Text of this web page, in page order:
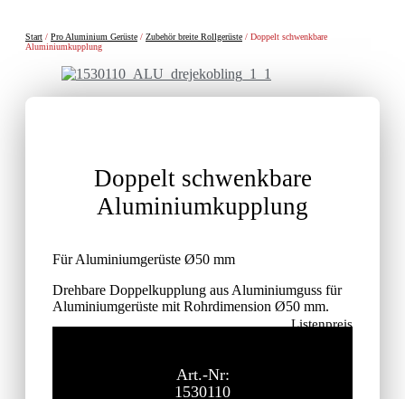
Start / Pro Aluminium Gerüste / Zubehör breite Rollgerüste / Doppelt schwenkbare
Aluminiumkupplung
Doppelt schwenkbare
Aluminiumkupplung
Für Aluminiumgerüste Ø50 mm
Drehbare Doppelkupplung aus Aluminiumguss für
Aluminiumgerüste mit Rohrdimension Ø50 mm.
Listenpreis
Art.-Nr:
1530110